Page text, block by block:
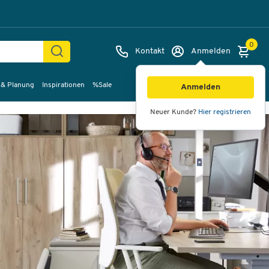
Kontakt Anmelden
Anmelden
Neuer Kunde? Hier registrieren
0
Planung Inspirationen %Sale